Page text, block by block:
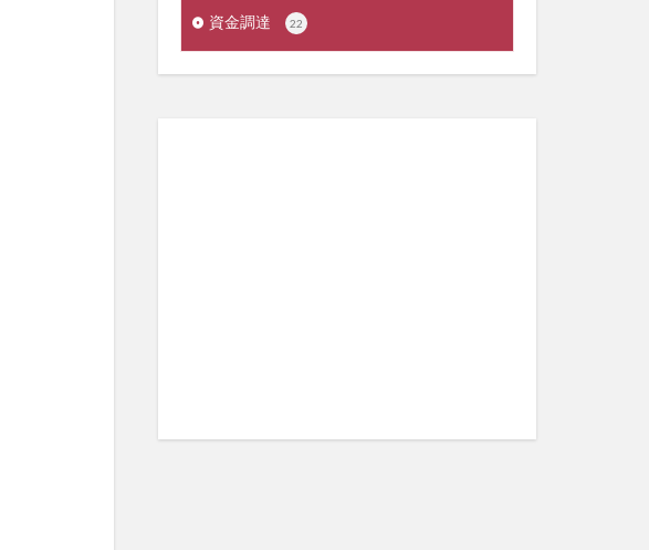
資金調達 22